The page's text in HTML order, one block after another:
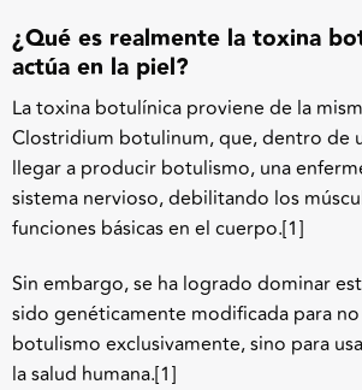
¿Qué es realmente la toxina
actúa en la piel?
La toxina botulínica proviene de la
Clostridium botulinum, que, dentro de
llegar a producir botulismo, una
sistema nervioso, debilitando los
funciones básicas en el cuerpo.[1]
Sin embargo, se ha logrado dominar
sido genéticamente modificada para
botulismo exclusivamente, sino para
la salud humana.[1]